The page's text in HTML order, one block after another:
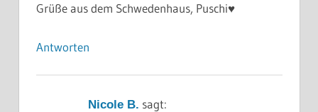
Grüße aus dem Schwedenhaus, Puschi♥
Antworten
Nicole B. sagt: